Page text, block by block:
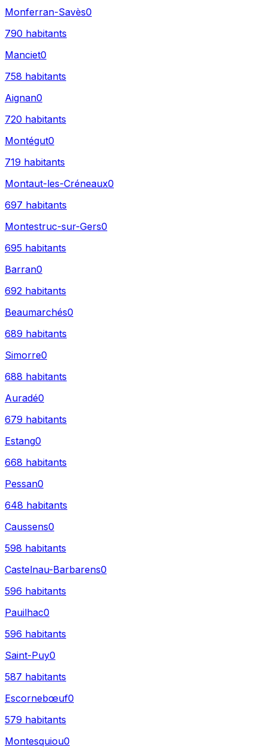
Monferran-Savès0
790 habitants
Manciet0
758 habitants
Aignan0
720 habitants
Montégut0
719 habitants
Montaut-les-Créneaux0
697 habitants
Montestruc-sur-Gers0
695 habitants
Barran0
692 habitants
Beaumarchés0
689 habitants
Simorre0
688 habitants
Auradé0
679 habitants
Estang0
668 habitants
Pessan0
648 habitants
Caussens0
598 habitants
Castelnau-Barbarens0
596 habitants
Pauilhac0
596 habitants
Saint-Puy0
587 habitants
Escornebœuf0
579 habitants
Montesquiou0